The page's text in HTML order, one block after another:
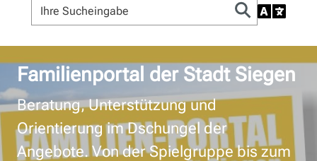
Familienportal der Stadt Siegen
Beratung, Unterstützung und
Orientierung im Dschungel der
Angebote. Von der Spielgruppe bis zum